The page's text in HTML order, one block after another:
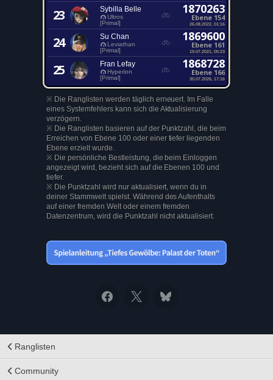
23 Sybilla Belle
Ultros
[Primal]
1870263
Ebene 154
26.08.2022, 01:16
24 Su Chan
Leviathan
[Primal]
1869600
Ebene 161
19.07.2021, 05:23
25 Fran Lefay
Hyperion
[Primal]
1868728
Ebene 166
30.07.2026, 17:16
※ Die Ranglisten werden täglich erneuert. Im Falle
eines Systemfehlers kann sich die Aktualisierung
verzögern.
※ Die Ranglisten basieren auf der Punktzahl, die beim
Erreichen von Ebene 100 oder einer tiefer liegenden
Ebene erzielt wurde.
※ Die persönliche Bestleistung, die beim Einloggen
angezeigt wird, bezieht sich auf die Ebenen 100 und
tiefer.
※ Die Punktzahl wird nur aktualisiert, wenn du in
deiner Stammwelt spielst. Während des Aufenthalts
auf einer fremden Welt oder einem fremden
Datenzentrum, wird die Punktzahl nicht aktualisiert.
Ranglisten
Community